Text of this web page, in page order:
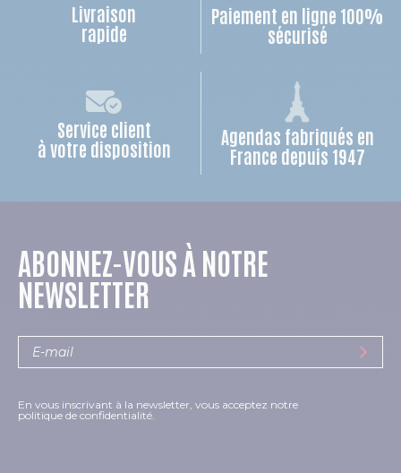
Livraison
rapide
Paiement en ligne 100%
sécurisé
Service client
à votre disposition
Agendas fabriqués en
France depuis 1947
ABONNEZ-VOUS À NOTRE
NEWSLETTER
En vous inscrivant à la newsletter, vous acceptez notre
politique de confidentialité.